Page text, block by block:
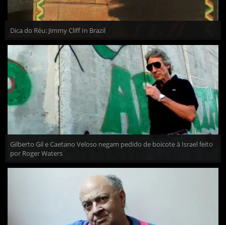
Dica do Réu: Jimmy Cliff In Brazil
Gilberto Gil e Caetano Veloso negam pedido de boicote à Israel feito
por Roger Waters